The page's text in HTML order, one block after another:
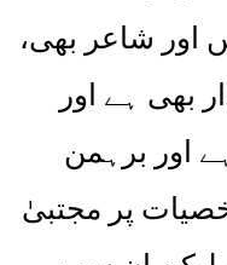
اور شاعر بھی،
بھی ہے اور
اور برہمن
پر مجتبیٰ